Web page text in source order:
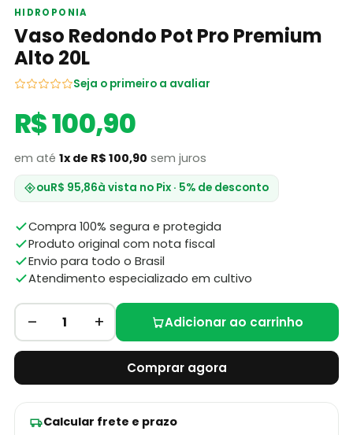
HIDROPONIA
Vaso Redondo Pot Pro Premium
Alto 20L
Seja o primeiro a avaliar
R$ 100,90
em até 1x de R$ 100,90 sem juros
ouR$ 95,86à vista no Pix · 5% de desconto
Compra 100% segura e protegida
Produto original com nota fiscal
Envio para todo o Brasil
Atendimento especializado em cultivo
– 1 + Adicionar ao carrinho
Comprar agora
Calcular frete e prazo